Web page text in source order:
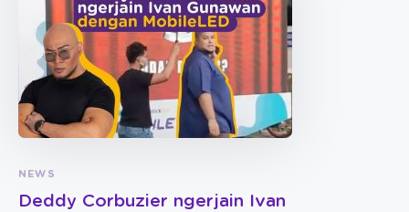
NEWS
Deddy Corbuzier ngerjain Ivan